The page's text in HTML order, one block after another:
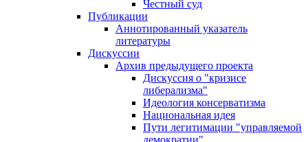
Честный суд
Публикации
Аннотированный указатель
литературы
Дискуссии
Архив предыдущего проекта
Дискуссия о "кризисе
либерализма"
Идеология консерватизма
Национальная идея
Пути легитимации "управляемой